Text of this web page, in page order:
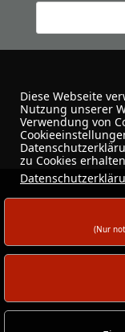
Diese Webseite
Nutzung unserer
Verwendung von
zu Cookies
(Nur